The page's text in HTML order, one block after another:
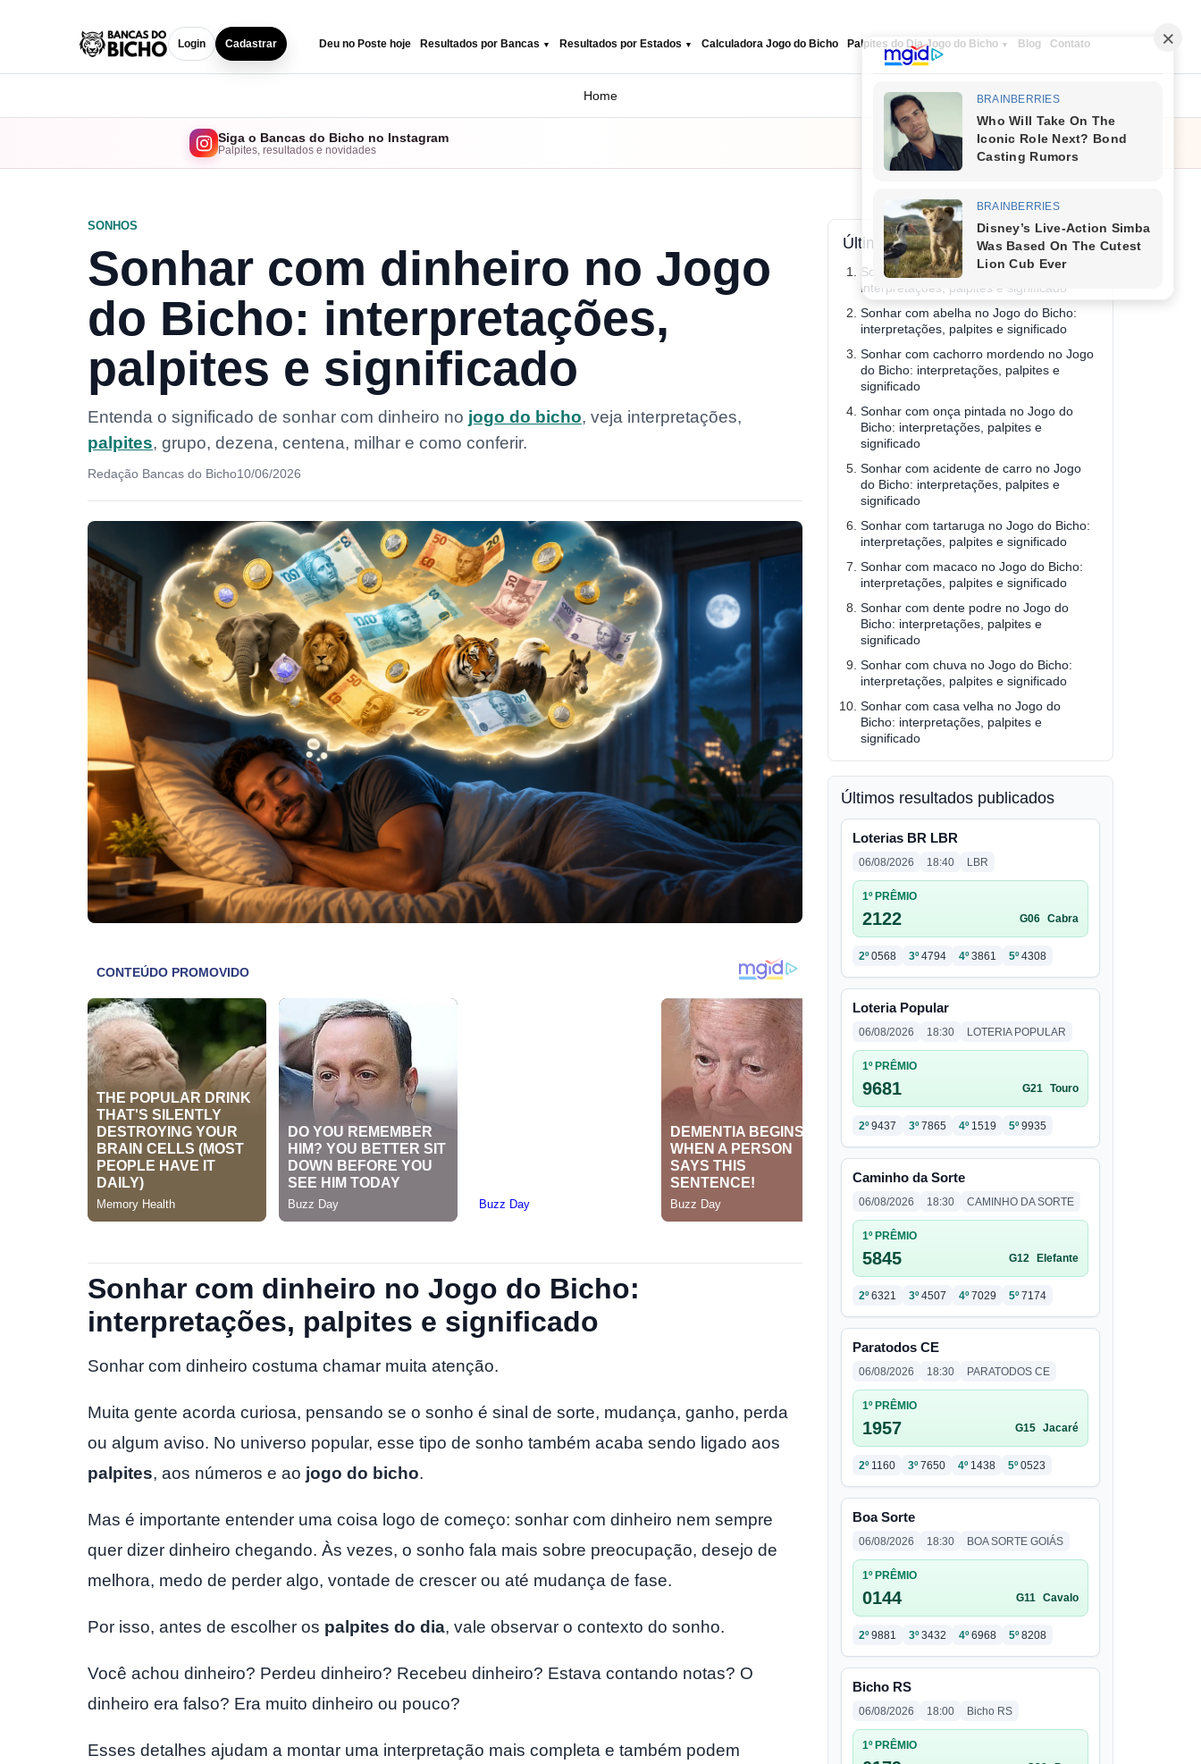
Login Cadastrar Deu no Poste hoje Resultados por Bancas Resultados por Estados Calculadora Jogo do Bicho Palpites do Dia Jogo do Bicho Blog Contato
Home
Siga o Bancas do Bicho no Instagram
Palpites, resultados e novidades
Seguir
SONHOS
Sonhar com dinheiro no Jogo
do Bicho: interpretações,
palpites e significado
Entenda o significado de sonhar com dinheiro no jogo do bicho, veja interpretações,
palpites, grupo, dezena, centena, milhar e como conferir.
Redação Bancas do Bicho10/06/2026
Sonhar com dinheiro no Jogo do Bicho:
interpretações, palpites e significado
Sonhar com dinheiro costuma chamar muita atenção.
Muita gente acorda curiosa, pensando se o sonho é sinal de sorte, mudança, ganho, perda
ou algum aviso. No universo popular, esse tipo de sonho também acaba sendo ligado aos
palpites, aos números e ao jogo do bicho.
Mas é importante entender uma coisa logo de começo: sonhar com dinheiro nem sempre
quer dizer dinheiro chegando. Às vezes, o sonho fala mais sobre preocupação, desejo de
melhora, medo de perder algo, vontade de crescer ou até mudança de fase.
Por isso, antes de escolher os palpites do dia, vale observar o contexto do sonho.
Você achou dinheiro? Perdeu dinheiro? Recebeu dinheiro? Estava contando notas? O
dinheiro era falso? Era muito dinheiro ou pouco?
Esses detalhes ajudam a montar uma interpretação mais completa e também podem
Últimos conteúdos
Sonhar com ovo no Jogo do Bicho:
interpretações, palpites e significado
Sonhar com abelha no Jogo do Bicho:
interpretações, palpites e significado
Sonhar com cachorro mordendo no Jogo
do Bicho: interpretações, palpites e
significado
Sonhar com onça pintada no Jogo do
Bicho: interpretações, palpites e
significado
Sonhar com acidente de carro no Jogo
do Bicho: interpretações, palpites e
significado
Sonhar com tartaruga no Jogo do Bicho:
interpretações, palpites e significado
Sonhar com macaco no Jogo do Bicho:
interpretações, palpites e significado
Sonhar com dente podre no Jogo do
Bicho: interpretações, palpites e
significado
Sonhar com chuva no Jogo do Bicho:
interpretações, palpites e significado
Sonhar com casa velha no Jogo do
Bicho: interpretações, palpites e
significado
Últimos resultados publicados
Loterias BR LBR
06/08/2026 18:40 LBR
1º PRÊMIO
2122 G06 Cabra
2º 0568 3º 4794 4º 3861 5º 4308
Loteria Popular
06/08/2026 18:30 LOTERIA POPULAR
1º PRÊMIO
9681 G21 Touro
2º 9437 3º 7865 4º 1519 5º 9935
Caminho da Sorte
06/08/2026 18:30 CAMINHO DA SORTE
1º PRÊMIO
5845 G12 Elefante
2º 6321 3º 4507 4º 7029 5º 7174
Paratodos CE
06/08/2026 18:30 PARATODOS CE
1º PRÊMIO
1957 G15 Jacaré
2º 1160 3º 7650 4º 1438 5º 0523
Boa Sorte
06/08/2026 18:30 BOA SORTE GOIÁS
1º PRÊMIO
0144 G11 Cavalo
2º 9881 3º 3432 4º 6968 5º 8208
Bicho RS
06/08/2026 18:00 Bicho RS
1º PRÊMIO